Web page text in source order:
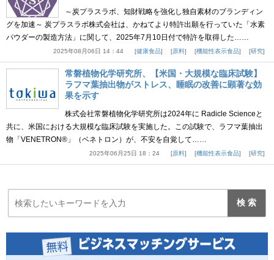
～炭プラスラボ、知財戦略を強化し独自素材のブランディン
グを加速～ 炭プラスラボ株式会社は、かねてより特許出願を行っていた「水素
パウダーの製造方法」に関して、2025年7月10日付で特許を取得した……
2025年08月06日 14：44 健康食品 原料 機能性表示食品 研究
常磐植物化学研究所、【米国・大規模な臨床試験】
ラフマ葉抽出物がストレス、睡眠の改善に顕著な効
果を示す
株式会社常磐植物化学研究所は2024年に Radicle Scienceと
共に、米国における大規模な臨床試験を実施した。この試験で、ラフマ葉抽出
物「VENETRON®」（ベネトロン）が、不安を自覚して……
2025年06月25日 18：24 原料 機能性表示食品 研究